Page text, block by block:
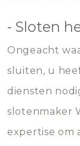
- Sloten
Ongeacht
sluiten, u
diensten
slotenmaker
expertise om